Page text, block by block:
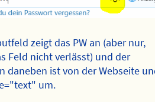
zeigt das PW an (aber nur,
Feld nicht verlässt) und der
daneben ist von der Webseite
um.